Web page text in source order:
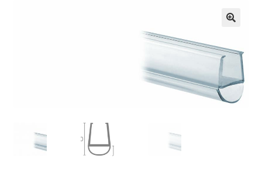
Trabaja con nosotros